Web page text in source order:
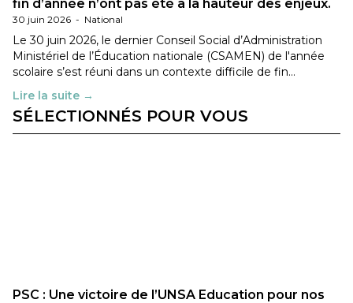
fin d’année n’ont pas été à la hauteur des enjeux.
30 juin 2026 - National
Le 30 juin 2026, le dernier Conseil Social d’Administration
Ministériel de l’Éducation nationale (CSAMEN) de l'année
scolaire s’est réuni dans un contexte difficile de fin…
Lire la suite →
SÉLECTIONNÉS POUR VOUS
PSC : Une victoire de l’UNSA Education pour nos